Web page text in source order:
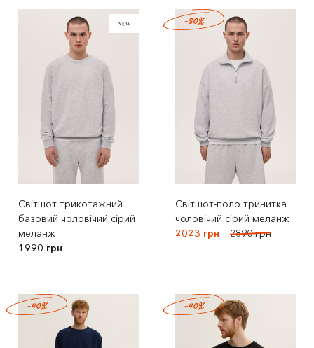
Світшот трикотажний
базовий чоловічий сірий
меланж
1990 грн
Світшот-поло тринитка
чоловічий сірий меланж
2023 грн
2890 грн
-30%
-40% -40%